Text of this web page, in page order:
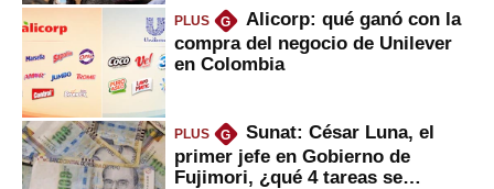
PLUS G
Alicorp: qué ganó con la
compra del negocio de Unilever
en Colombia
PLUS G
Sunat: César Luna, el
primer jefe en Gobierno de
Fujimori, ¿qué 4 tareas se